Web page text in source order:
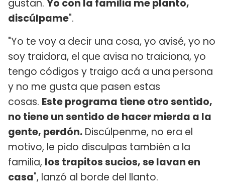
gustan. Yo con la familia me planto,
discúlpame".
"Yo te voy a decir una cosa, yo avisé, yo no
soy traidora, el que avisa no traiciona, yo
tengo códigos y traigo acá a una persona
y no me gusta que pasen estas
cosas. Este programa tiene otro sentido,
no tiene un sentido de hacer mierda a la
gente, perdón. Discúlpenme, no era el
motivo, le pido disculpas también a la
familia, los trapitos sucios, se lavan en
casa", lanzó al borde del llanto.